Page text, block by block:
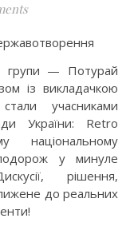
групи — Потурай
із викладачкою
учасниками
України: Retro
національному
у минуле
рішення,
до реальних